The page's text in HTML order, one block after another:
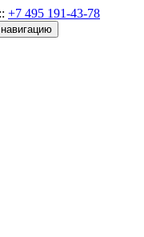
+7 495 191-43-78